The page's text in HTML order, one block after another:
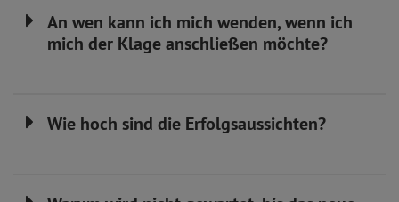
An wen kann ich mich wenden, wenn ich
mich der Klage anschließen möchte?
Wie hoch sind die Erfolgsaussichten?